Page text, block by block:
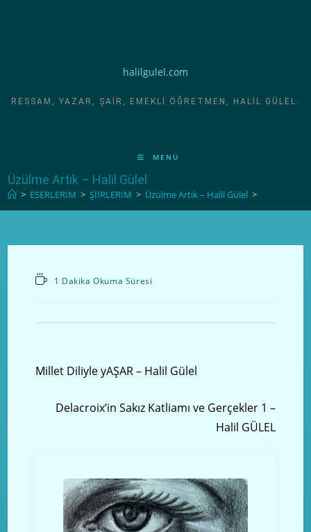
halilgulel.com
RESSAM, YAZAR, ŞAIR, EMEKLI ÖĞRETMEN, HALIL GÜLEL.
MENÜ
Üzülme Artık – Halil Gülel
> ESERLERİM > ŞİİRLERİM > Üzülme Artık – Halil Gülel >
1 Dakika Okuma Süresi
Millet Diliyle yAŞAR – Halil Gülel
Delacroix’in Sakız Katliamı ve Gerçekler 1 –
Halil GÜLEL